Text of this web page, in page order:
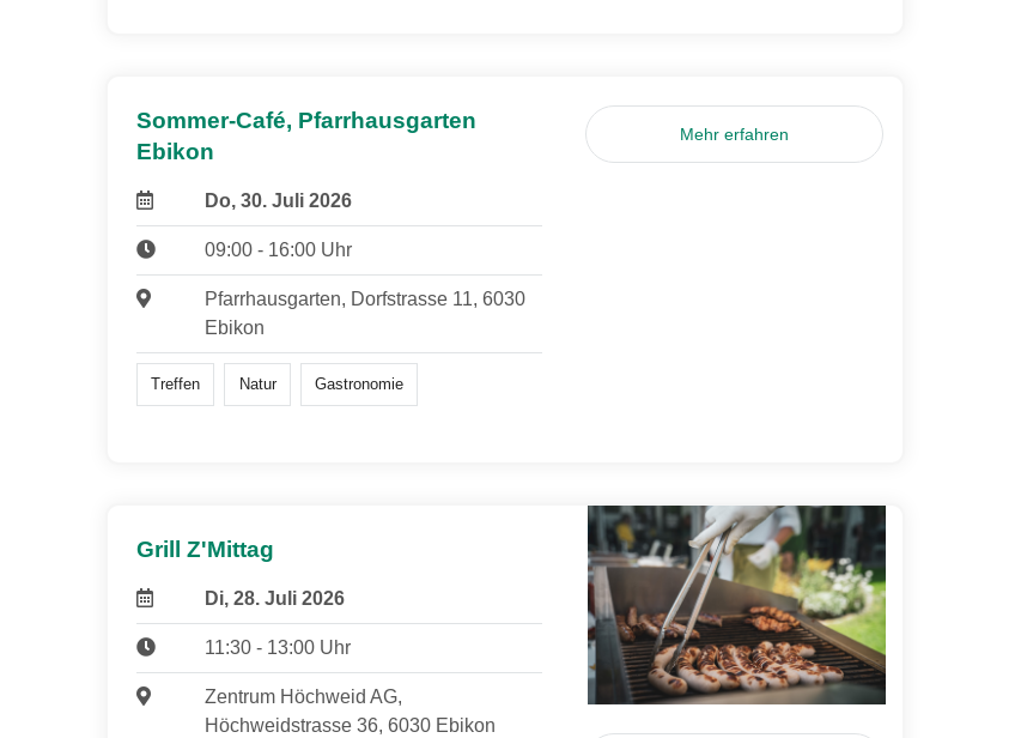
Sommer-Café, Pfarrhausgarten
Ebikon
Do, 30. Juli 2026
09:00 - 16:00 Uhr
Pfarrhausgarten, Dorfstrasse 11, 6030
Ebikon
Treffen Natur Gastronomie
Mehr erfahren
Grill Z'Mittag
Di, 28. Juli 2026
11:30 - 13:00 Uhr
Zentrum Höchweid AG,
Höchweidstrasse 36, 6030 Ebikon